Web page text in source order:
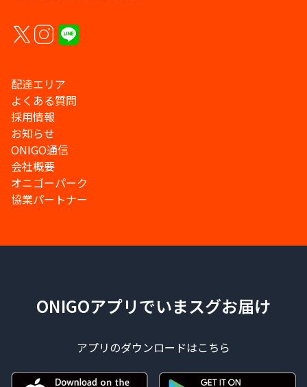
配達エリア
よくある質問
採用情報
お知らせ
ONIGO通信
会社概要
オニゴーパーク
協業パートナー
ONIGOアプリでいまスグお届け
アプリのダウンロードはこちら